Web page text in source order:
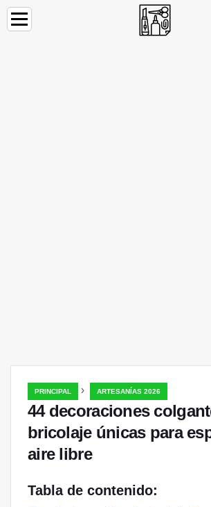
PRINCIPAL › ARTESANÍAS 2026
44 decoraciones
bricolaje únicas para
aire libre
Tabla de contenido: